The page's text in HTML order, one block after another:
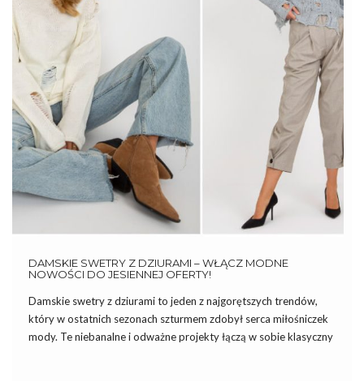
DAMSKIE SWETRY Z DZIURAMI – WŁĄCZ MODNE
NOWOŚCI DO JESIENNEJ OFERTY!
Damskie swetry z dziurami to jeden z najgorętszych trendów,
który w ostatnich sezonach szturmem zdobył serca miłośniczek
mody. Te niebanalne i odważne projekty łączą w sobie klasyczny